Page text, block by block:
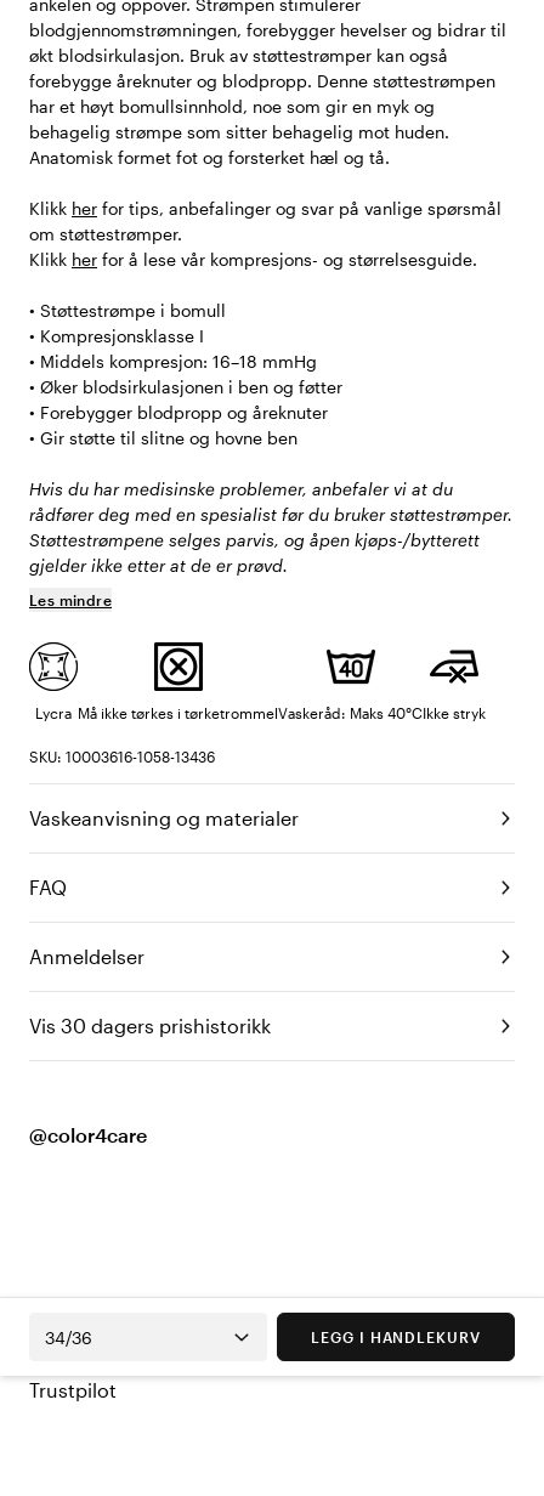
ankelen og oppover. Strømpen stimulerer
blodgjennomstrømningen, forebygger hevelser og bidrar til
økt blodsirkulasjon. Bruk av støttestrømper kan også
forebygge åreknuter og blodpropp. Denne støttestrømpen
har et høyt bomullsinnhold, noe som gir en myk og
behagelig strømpe som sitter behagelig mot huden.
Anatomisk formet fot og forsterket hæl og tå.
Klikk her for tips, anbefalinger og svar på vanlige spørsmål
om støttestrømper.
Klikk her for å lese vår kompresjons- og størrelsesguide.
• Støttestrømpe i bomull
• Kompresjonsklasse I
• Middels kompresjon: 16–18 mmHg
• Øker blodsirkulasjonen i ben og føtter
• Forebygger blodpropp og åreknuter
• Gir støtte til slitne og hovne ben
Hvis du har medisinske problemer, anbefaler vi at du
rådfører deg med en spesialist før du bruker støttestrømper.
Støttestrømpene selges parvis, og åpen kjøps-/bytterett
gjelder ikke etter at de er prøvd.
Les mindre
Lycra Må ikke tørkes i tørketrommelVaskeråd: Maks 40°CIkke stryk
SKU: 10003616-1058-13436
Vaskeanvisning og materialer
FAQ
Anmeldelser
Vis 30 dagers prishistorikk
@color4care
34/36 LEGG I HANDLEKURV
Trustpilot